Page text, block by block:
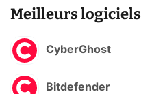
Meilleurs logiciels
CyberGhost
Bitdefender